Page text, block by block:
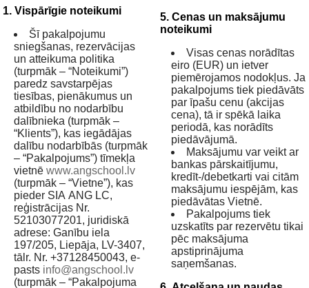
1. Vispārīgie noteikumi
Šī pakalpojumu
sniegšanas, rezervācijas
un atteikuma politika
(turpmāk – “Noteikumi”)
paredz savstarpējas
tiesības, pienākumus un
atbildību no nodarbību
dalībnieka (turpmāk –
“Klients”), kas iegādājas
dalību nodarbībās (turpmāk
– “Pakalpojums”) tīmekļa
vietnēwww.angschool.lv
(turpmāk – “Vietne”), kas
pieder SIA ANG LC,
reģistrācijas Nr.
52103077201, juridiskā
adrese: Ganību iela
197/205, Liepāja, LV-3407,
tālr. Nr. +37128450043, e-
pasts info@angschool.lv
(turpmāk – “Pakalpojuma
5. Cenas un maksājumu
noteikumi
Visas cenas norādītas
eiro (EUR) un ietver
piemērojamos nodokļus. Ja
pakalpojums tiek piedāvāts
par īpašu cenu (akcijas
cena), tā ir spēkā laika
periodā, kas norādīts
piedāvājumā.
Maksājumu var veikt ar
bankas pārskaitījumu,
kredīt-/debetkarti vai citām
maksājumu iespējām, kas
piedāvātas Vietnē.
Pakalpojums tiek
uzskatīts par rezervētu tikai
pēc maksājuma
apstiprinājuma
saņemšanas.